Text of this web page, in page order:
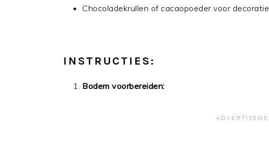
Chocoladekrullen of cacaopoeder voor decoratie
INSTRUCTIES:
Bodem voorbereiden: